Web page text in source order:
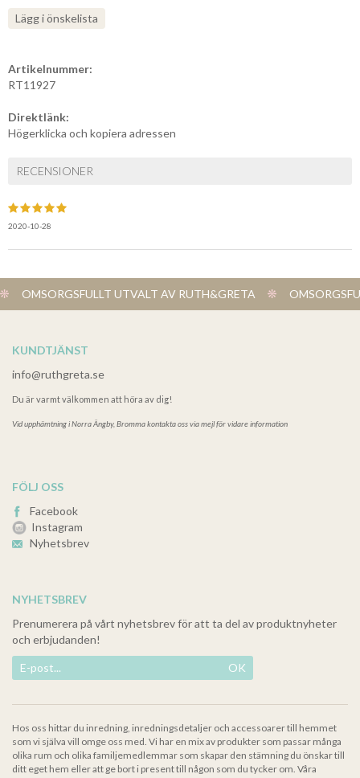
Lägg i önskelista
Artikelnummer:
RT11927
Direktlänk:
Högerklicka och kopiera adressen
RECENSIONER
2020-10-28
OMSORGSFULLT UTVALT AV RUTH&GRETA
KUNDTJÄNST
info@ruthgreta.se
Du är varmt välkommen att höra av dig!
Vid upphämtning iNorra Ängby, Bromma kontakta oss via mejl för vidare information
FÖLJ OSS
Facebook
Instagram
Nyhetsbrev
NYHETSBREV
Prenumerera på vårt nyhetsbrev för att ta del av produktnyheter
och erbjudanden!
OK
Hos oss hittar du inredning, inredningsdetaljer och accessoarer till hemmet
som vi själva vill omge oss med. Vi har en mix av produkter som passar många
olika rum och olika familjemedlemmar som skapar den stämning du önskar till
ditt eget hem eller att ge bort i present till någon som du tycker om. Våra